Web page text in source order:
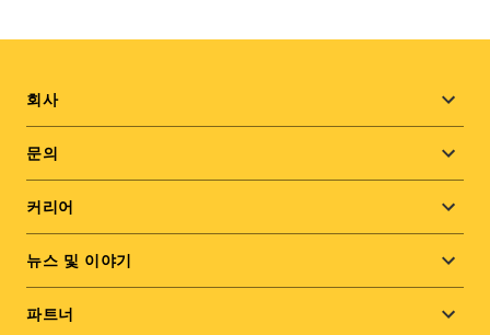
Footer
menu
회사
문의
커리어
뉴스 및 이야기
파트너